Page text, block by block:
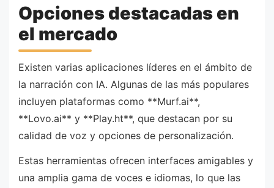
Opciones destacadas en
el mercado
Existen varias aplicaciones líderes en el ámbito de
la narración con IA. Algunas de las más populares
incluyen plataformas como **Murf.ai**,
**Lovo.ai** y **Play.ht**, que destacan por su
calidad de voz y opciones de personalización.
Estas herramientas ofrecen interfaces amigables y
una amplia gama de voces e idiomas, lo que las